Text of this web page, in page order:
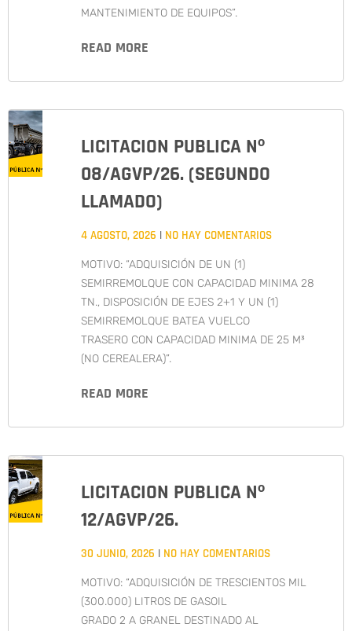
MANTENIMIENTO DE EQUIPOS”.
READ MORE
LICITACION PUBLICA Nº
08/AGVP/26. (SEGUNDO
LLAMADO)
4 AGOSTO, 2026 NO HAY COMENTARIOS
MOTIVO: “ADQUISICIÓN DE UN (1)
SEMIRREMOLQUE CON CAPACIDAD MINIMA 28
TN., DISPOSICIÓN DE EJES 2+1 Y UN (1)
SEMIRREMOLQUE BATEA VUELCO
TRASERO CON CAPACIDAD MINIMA DE 25 M³
(NO CEREALERA)”.
READ MORE
LICITACION PUBLICA Nº
12/AGVP/26.
30 JUNIO, 2026 NO HAY COMENTARIOS
MOTIVO: “ADQUISICIÓN DE TRESCIENTOS MIL
(300.000) LITROS DE GASOIL
GRADO 2 A GRANEL DESTINADO AL